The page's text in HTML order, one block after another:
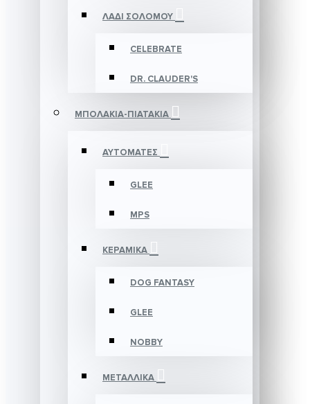
ΛΑΔΙ ΣΟΛΟΜΟΥ
CELEBRATE
DR. CLAUDER'S
ΜΠΟΛΑΚΙΑ-ΠΙΑΤΑΚΙΑ
ΑΥΤΟΜΑΤΕΣ
GLEE
MPS
ΚΕΡΑΜΙΚΑ
DOG FANTASY
GLEE
NOBBY
ΜΕΤΑΛΛΙΚΑ